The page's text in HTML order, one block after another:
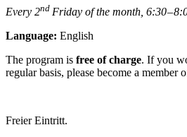
Every 2nd Friday of the month, 6:30 –
Language: English
The program is free of charge. If you
regular basis, please become a
Freier Eintritt.